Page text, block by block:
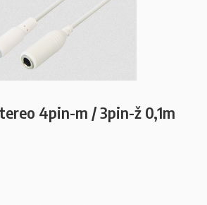
4pin-m / 3pin-ž 0,1m